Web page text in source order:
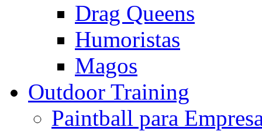
Drag Queens
Humoristas
Magos
Outdoor Training
Paintball para